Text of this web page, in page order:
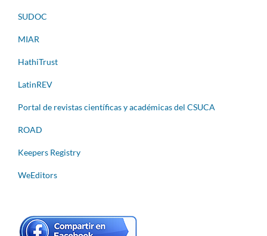
SUDOC
MIAR
HathiTrust
LatinREV
Portal de revistas científicas y académicas del CSUCA
ROAD
Keepers Registry
WeEditors